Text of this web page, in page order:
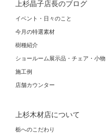
上杉晶子店長のブログ
イベント・日々のこと
今月の特選素材
樹種紹介
ショールーム展示品・チェア・小物
施工例
店舗カウンター
上杉木材店について
栃へのこだわり